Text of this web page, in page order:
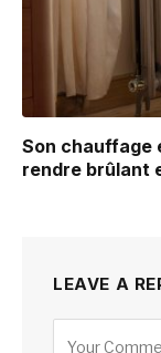
Son chauffage
rendre brûlant
LEAVE A